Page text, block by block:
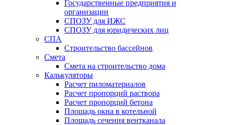
Государственные предприятия и
организации
СПОЗУ для ИЖС
СПОЗУ для юридических лиц
СПА
Строительство бассейнов
Смета
Смета на строительство дома
Калькуляторы
Расчет пиломатериалов
Расчет пропорций раствора
Расчет пропорций бетона
Площадь окна в котельной
Площадь сечения вентканала